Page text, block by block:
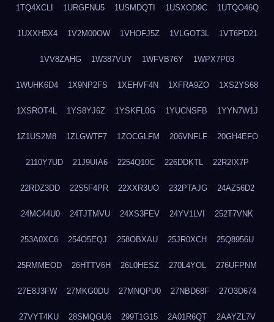
1TQ4XCLI 1URGFNU5 1USMDQTI 1USXOD9C 1UTQO46Q
1UXXH5X4 1V2M00OW 1VHOFJ5Z 1VLGOT3L 1VT6PD21
1VV8ZAHG 1W387VUY 1WFVB76Y 1WPX7P03
1WUHK6D4 1X9NP2FS 1XEHVF4N 1XFRA9ZO 1XS2YS68
1XSROT4L 1YS8YJ6Z 1YSKFL0G 1YUCNSFB 1YYN7W1J
1Z1US2M8 1ZLGWTF7 1ZOCGLFM 206VNFLF 20GH4EFO
2110Y7UD 21J9UIA6 2254Q10C 226DDKTL 22R2IX7P
22RDZ3DD 22S5F4PR 22XXR3UO 232PTAJG 24AZ56D2
24MC44U0 24TJTMVU 24XS3FEV 24YV1LVI 252T7VNK
253A0XC6 254O5EQJ 258OBXAU 25JR0XCH 25Q8956U
25RMMEOD 26HTTV6H 26L0HESZ 270L4YOL 276UFPNM
27E8J3FW 27MKG0DU 27MNQPU0 27NBD68F 27O3D674
27VYT4KU 28SMQGU6 299T1G15 2A01R6QT 2AAYZL7V